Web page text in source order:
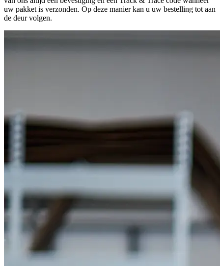
uw pakket is verzonden. Op deze manier kan u uw bestelling tot aan
de deur volgen.